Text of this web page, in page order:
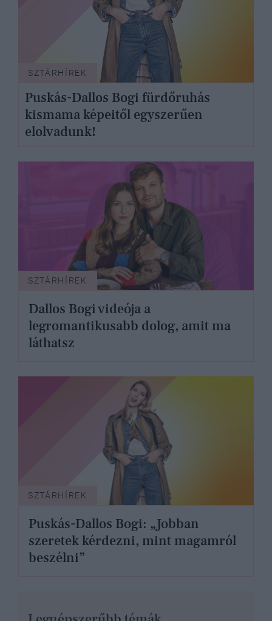
SZTÁRHÍREK
Puskás-Dallos Bogi fürdőruhás
kismama képeitől egyszerűen
elolvadunk!
SZTÁRHÍREK
Dallos Bogi videója a
legromantikusabb dolog, amit ma
láthatsz
SZTÁRHÍREK
Puskás-Dallos Bogi: „Jobban
szeretek kérdezni, mint magamról
beszélni”